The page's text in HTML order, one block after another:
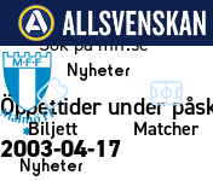
Vidare till innehållet
Nyheter
Biljett Matcher
Nyheter
Öppettider under
2003-04-17